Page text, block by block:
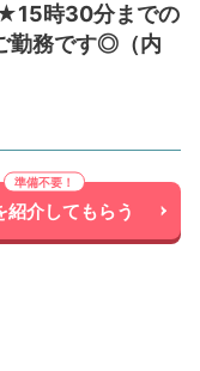
★15時30分までの
勤務です◎（内
紹介してもらう